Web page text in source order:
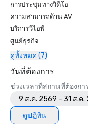
การประชุมทางวิดีโอ
ความสามารถด้าน AV
บริการวีไอพี
ศูนย์ธุรกิจ
ดูทั้งหมด (7)
วันที่ต้องการ
ช่วงเวลาที่สถานที่ต้องก
9 ส.ค. 2569 - 31 ส.ค.
ดูปฏิทิน